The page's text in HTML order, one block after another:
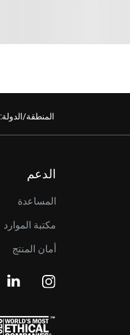
المنطقة/الدولة:
الدعم
المساعدة
مكتبة الموارد
أمان المنتج